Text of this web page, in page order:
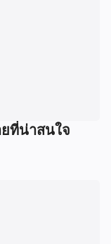
ที่น่าสนใจ